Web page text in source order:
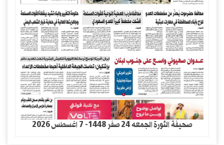
صحيفة الثورة الجمعه 24 صفر 1448- 7 اغسطس 2026